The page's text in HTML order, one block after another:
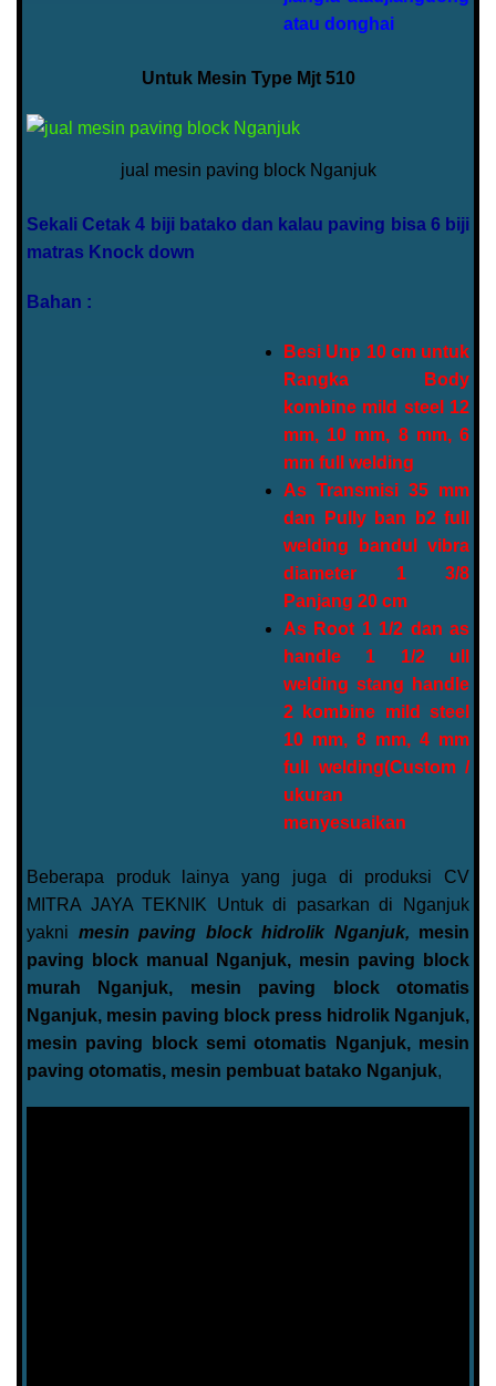
atau donghai
Untuk Mesin Type Mjt 510
jual mesin paving block Nganjuk
Sekali Cetak 4 biji batako dan kalau paving bisa 6 biji
matras Knock down
Bahan :
Besi Unp 10 cm untuk
Rangka Body
kombine mild steel 12
mm, 10 mm, 8 mm, 6
mm full welding
As Transmisi 35 mm
dan Pully ban b2 full
welding bandul vibra
diameter 1 3/8
Panjang 20 cm
As Root 1 1/2 dan as
handle 1 1/2 ull
welding stang handle
2 kombine mild steel
10 mm, 8 mm, 4 mm
full welding(Custom /
ukuran
menyesuaikan
Beberapa produk lainya yang juga di produksi CV
MITRA JAYA TEKNIK Untuk di pasarkan di Nganjuk
yakni mesin paving block hidrolik Nganjuk, mesin
paving block manual Nganjuk, mesin paving block
murah Nganjuk, mesin paving block otomatis
Nganjuk, mesin paving block press hidrolik Nganjuk,
mesin paving block semi otomatis Nganjuk, mesin
paving otomatis, mesin pembuat batako Nganjuk,